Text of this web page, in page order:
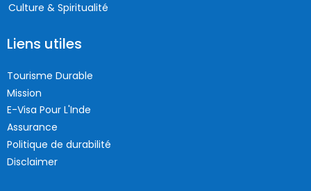
Culture & Spiritualité
Liens utiles
Tourisme Durable
Mission
E-Visa Pour L'Inde
Assurance
Politique de durabilité
Disclaimer